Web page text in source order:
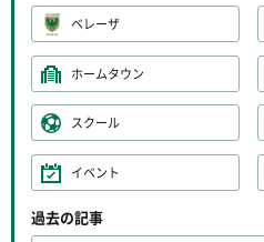
ベレーザ
ホームタウン
スクール
イベント
過去の記事